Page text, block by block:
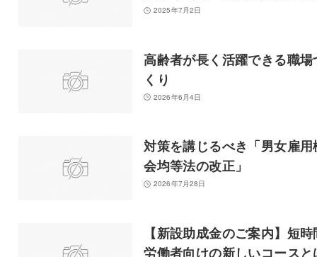
2025年7月2日
高齢者が長く活躍できる職場
くり
2026年6月4日
対策を講じるべき「男女雇用
会均等法の改正」
2026年7月28日
【新設助成金のご案内】短時
労働者向けの新しいコースと